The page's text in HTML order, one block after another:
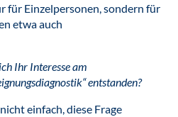
für Einzelpersonen, sondern für
etwa auch
Ihr Interesse am
entstanden?
einfach, diese Frage